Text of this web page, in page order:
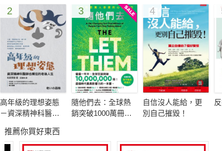
2
高年級的理想姿態
－資深精神科醫師
3
隨他們去：全球熱
銷突破1000萬冊現
巧【附放下執念明
4
自信沒人能給，更
別自己摧毀！
推薦你買好東西